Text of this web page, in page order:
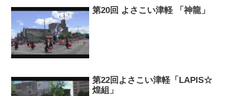
第20回 よさこい津軽 「神龍」
第22回よさこい津軽「LAPIS☆
煌組」